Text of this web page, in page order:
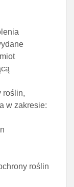
roślin,
w zakresie:
roślin